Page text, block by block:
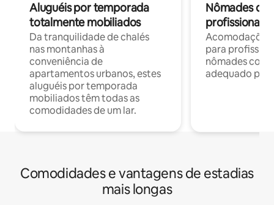
Aluguéis por temporada
totalmente mobiliados
Da tranquilidade de chalés
nas montanhas à
conveniência de
apartamentos urbanos, estes
aluguéis por temporada
mobiliados têm todas as
comodidades de um lar.
Nômades
profissionais
para
nômades com
adequado
Comodidades e vantagens de estadias
mais longas